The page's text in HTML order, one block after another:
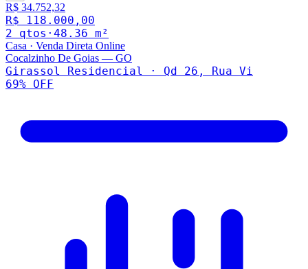
R$ 34.752,32
R$ 118.000,00
2 qtos · 48.36 m²
Casa · Venda Direta Online
Cocalzinho De Goias — GO
Girassol Residencial · Qd 26, Rua Vi
69% OFF